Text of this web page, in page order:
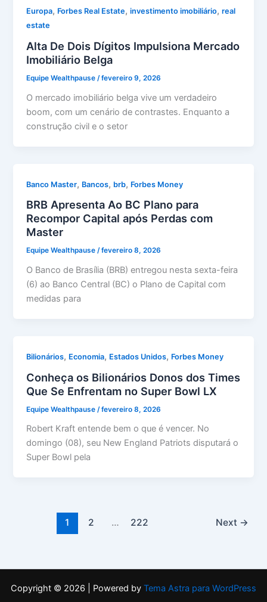
Europa, Forbes Real Estate,investimento imobiliário,real
estate
Alta De Dois Dígitos Impulsiona Mercado
Imobiliário Belga
Equipe Wealthpause/fevereiro 9, 2026
O mercado imobiliário belga vive um verdadeiro
boom, com um cenário de contrastes. Enquanto a
construção civil e o setor
Banco Master, Bancos, brb, Forbes Money
BRB Apresenta Ao BC Plano para
Recompor Capital após Perdas com
Master
Equipe Wealthpause/fevereiro 8, 2026
O Banco de Brasília (BRB) entregou nesta sexta-feira
(6) ao Banco Central (BC) o Plano de Capital com
medidas para
Bilionários, Economia, Estados Unidos, Forbes Money
Conheça os Bilionários Donos dos Times
Que Se Enfrentam no Super Bowl LX
Equipe Wealthpause /fevereiro 8, 2026
Robert Kraft entende bem o que é vencer. No
domingo (08), seu New England Patriots disputará o
Super Bowl pela
1 2 … 222 Next →
Copyright © 2026 | Powered by Tema Astra para WordPress